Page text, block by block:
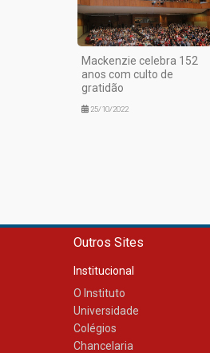
Mackenzie celebra 152
anos com culto de
gratidão
25/10/2022
Outros Sites
Institucional
O Instituto
Universidade
Colégios
Chancelaria